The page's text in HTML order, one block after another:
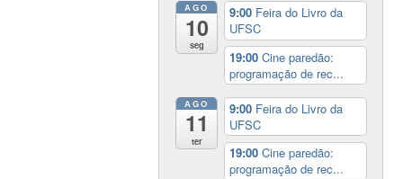
AGO
10
seg
9:00 Feira do Livro da
UFSC
19:00Cine paredão:
programação de rec...
AGO
11
ter
9:00 Feira do Livro da
UFSC
19:00Cine paredão:
programação de rec...